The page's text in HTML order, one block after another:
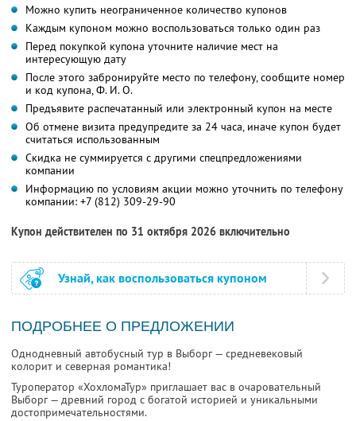
Можно купить неограниченное количество купонов
Каждым купоном можно воспользоваться только один раз
Перед покупкой купона уточните наличие мест на
интересующую дату
После этого забронируйте место по телефону, сообщите номер
и код купона,Ф. И. О.
Предъявите распечатанный или электронный купон на месте
Об отмене визита предупредите за 24 часа, иначе купон будет
считаться использованным
Скидка не суммируется с другими спецпредложениями
компании
Информацию по условиям акции можно уточнить по телефону
компании: +7 (812) 309-29-90
Купон действителен по 31 октября 2026 включительно
Узнай, как воспользоваться купоном
ПОДРОБНЕЕ О ПРЕДЛОЖЕНИИ
Однодневный автобусный тур в Выборг — средневековый
колорит и северная романтика!
Туроператор «ХохломаТур» приглашает вас в очаровательный
Выборг — древний город с богатой историей и уникальными
достопримечательностями.